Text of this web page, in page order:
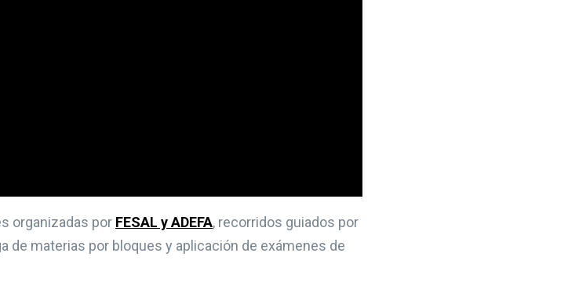
organizadas por FESAL y ADEFA, recorridos guiados por
materias por bloques y aplicación de exámenes de